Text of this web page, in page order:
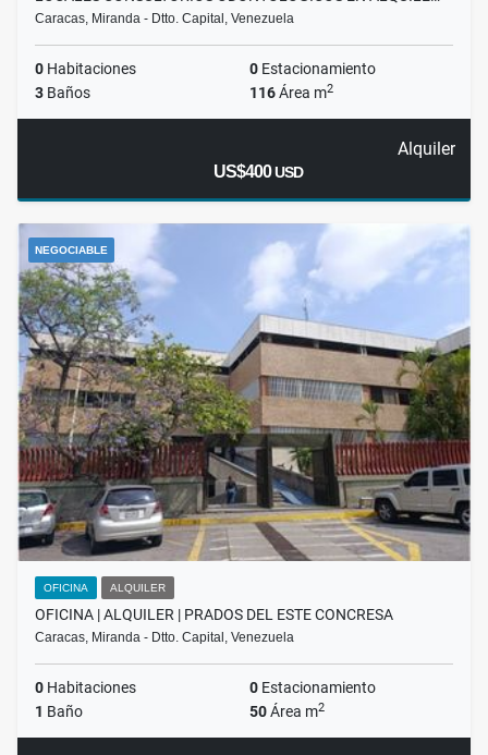
Caracas, Miranda - Dtto. Capital, Venezuela
0 Habitaciones 0 Estacionamiento
3 Baños 116Área m2
Alquiler
US$400USD
NEGOCIABLE
OFICINA ALQUILER
OFICINA | ALQUILER | PRADOS DEL ESTE CONCRESA
Caracas, Miranda - Dtto. Capital, Venezuela
0 Habitaciones 0 Estacionamiento
1 Baño 50Área m2